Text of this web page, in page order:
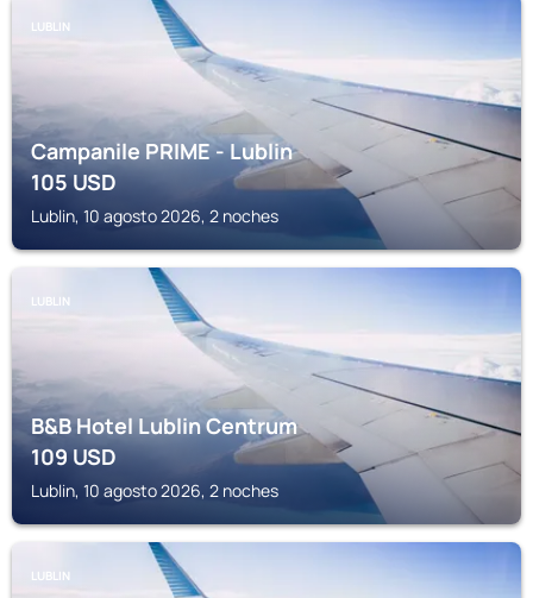
LUBLIN
Campanile PRIME - Lublin
105USD
Lublin, 10 agosto 2026, 2 noches
LUBLIN
B&B Hotel Lublin Centrum
109USD
Lublin, 10 agosto 2026, 2 noches
LUBLIN